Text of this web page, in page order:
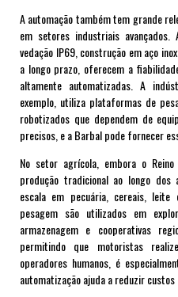
A automação também tem grande
em setores industriais
vedação IP69, construção em aço
a longo prazo, oferecem a
altamente automatizadas. A
exemplo, utiliza plataformas de
robotizados que dependem de
precisos, e a Barbal pode fornecer
No setor agrícola, embora o
produção tradicional ao longo dos
escala em pecuária, cereais,
pesagem são utilizados em
armazenagem e cooperativas
permitindo que motoristas
operadores humanos, é
automatização ajuda a reduzir